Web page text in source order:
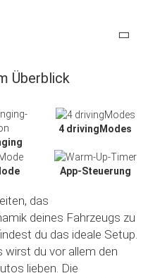
Überblick
4 drivingModes
App-Steuerung
das
deines Fahrzeugs zu
du das ideale Setup.
wirst du vor allem den
lieben. Die